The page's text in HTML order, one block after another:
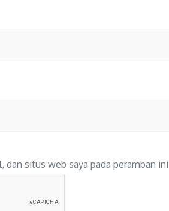
dan situs web saya pada peramban